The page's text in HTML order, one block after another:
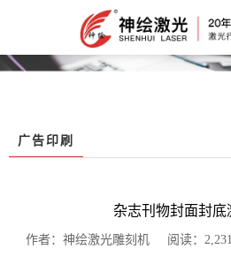
广告印刷
杂志刊物封面封底
作者：神绘激光雕刻机 阅读：